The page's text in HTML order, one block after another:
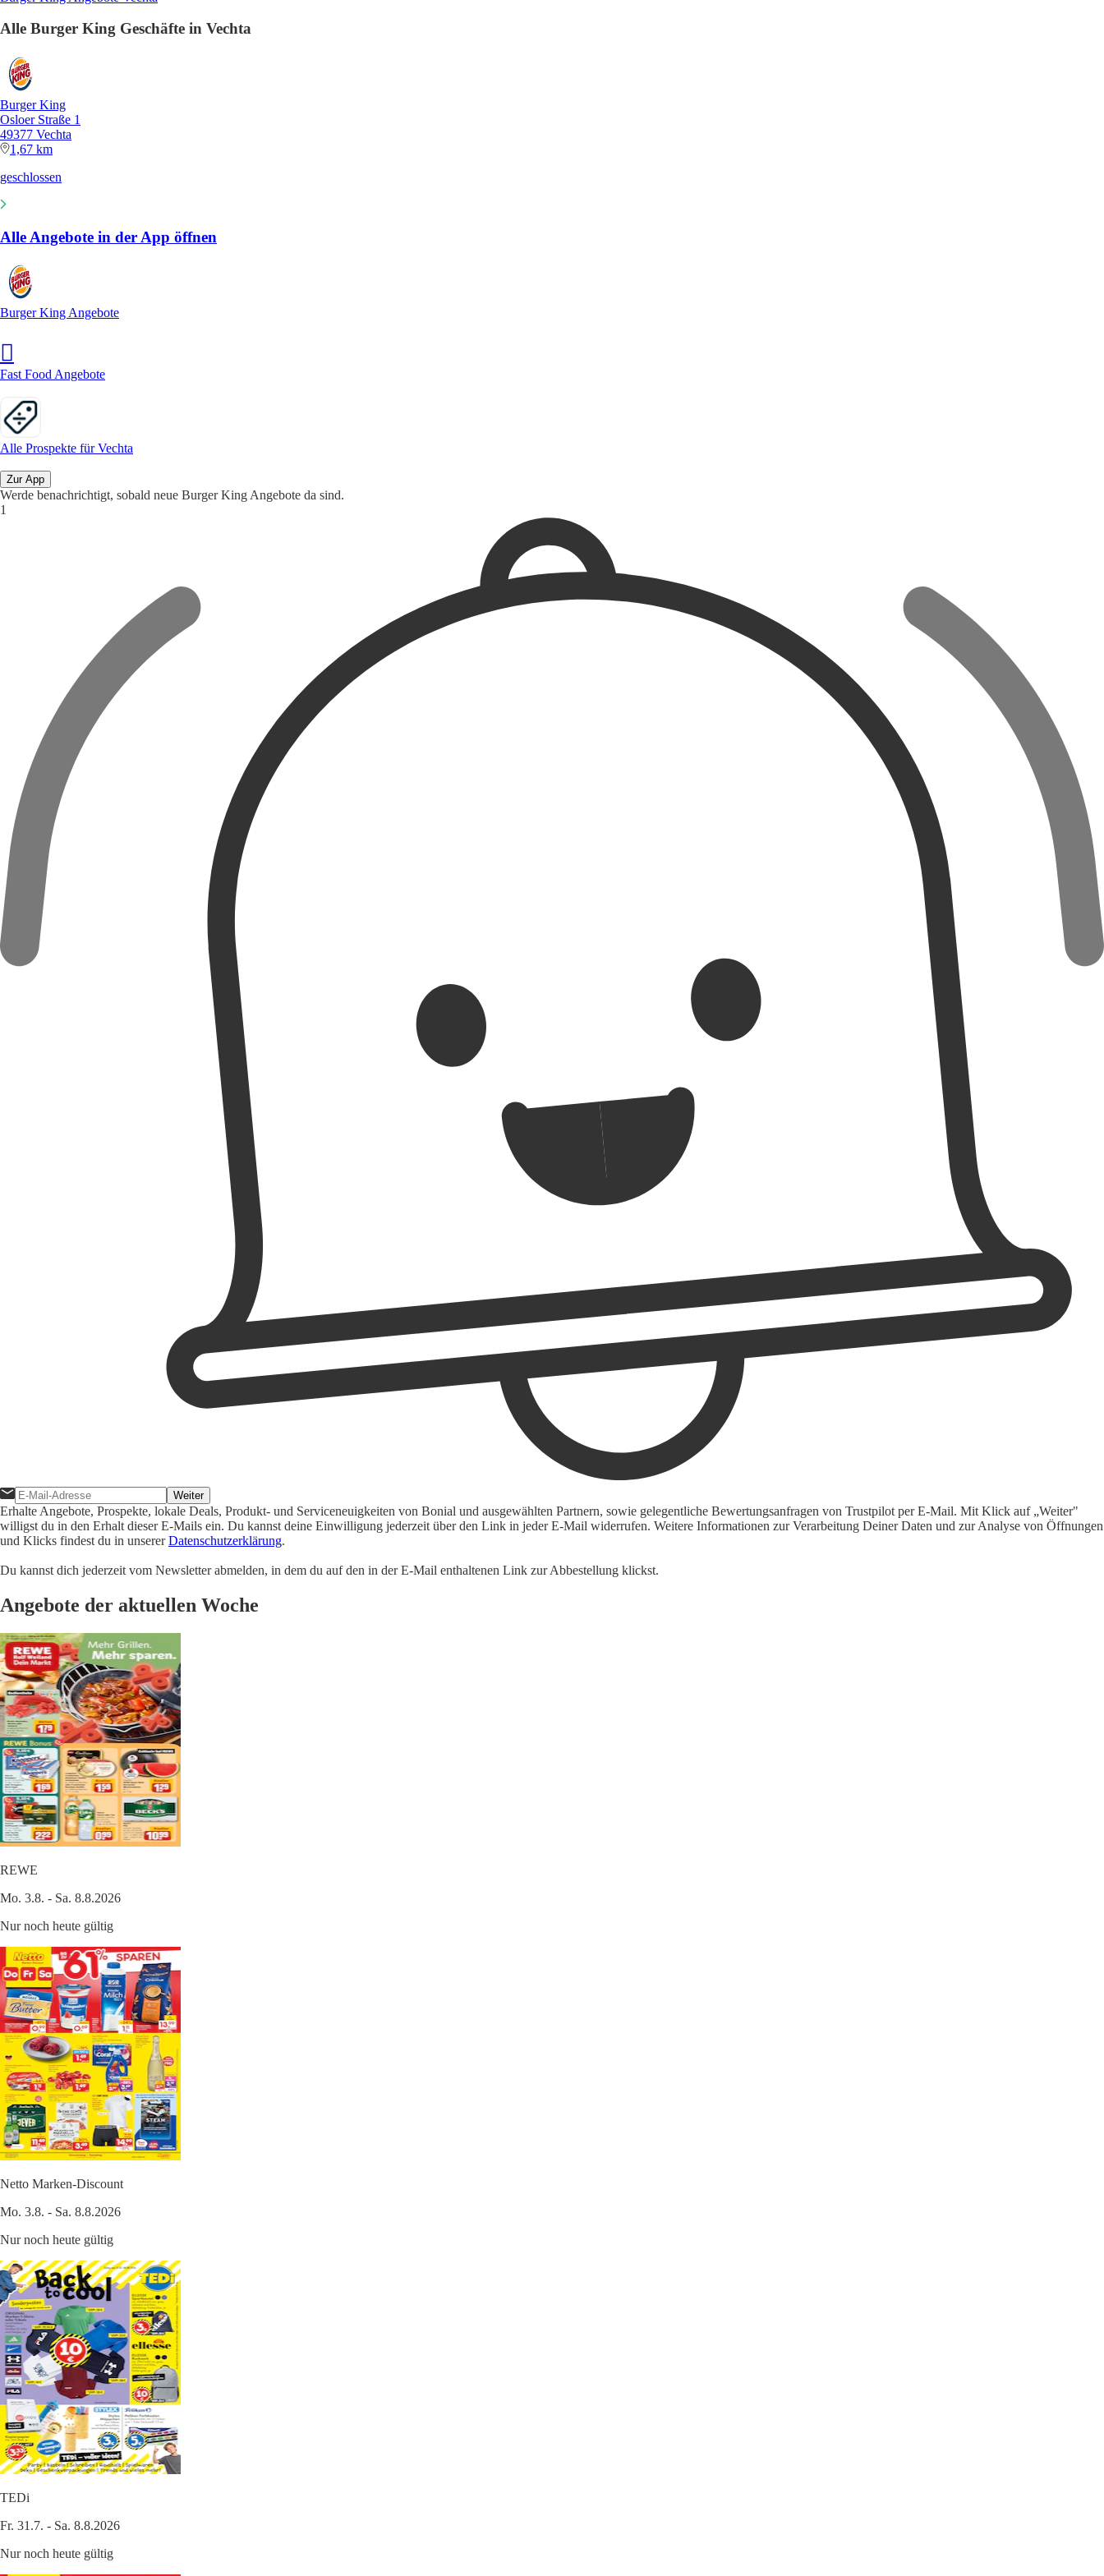
Alle Burger King Geschäfte in Vechta
Burger King
Osloer Straße 1
49377 Vechta
1,67 km
geschlossen
Alle Angebote in der App öffnen
Burger King Angebote
Fast Food Angebote
Alle Prospekte für Vechta
Zur App
Werde benachrichtigt, sobald neue Burger King Angebote da sind.
Weiter
Erhalte Angebote, Prospekte, lokale Deals, Produkt- und Serviceneuigkeiten von Bonial und ausgewählten Partnern, sowie gelegentliche Bewertungsanfragen von Trustpilot per E-Mail. Mit Klick auf „Weiter"
willigst du in den Erhalt dieser E-Mails ein. Du kannst deine Einwilligung jederzeit über den Link in jeder E-Mail widerrufen. Weitere Informationen zur Verarbeitung Deiner Daten und zur Analyse von Öffnungen
und Klicks findest du in unsererDatenschutzerklärung.
Du kannst dich jederzeit vom Newsletter abmelden, in dem du auf den in der E-Mail enthaltenen Link zur Abbestellung klickst.
Angebote der aktuellen Woche
REWE
Mo. 3.8. - Sa. 8.8.2026
Nur noch heute gültig
Netto Marken-Discount
Mo. 3.8. - Sa. 8.8.2026
Nur noch heute gültig
TEDi
Fr. 31.7. - Sa. 8.8.2026
Nur noch heute gültig